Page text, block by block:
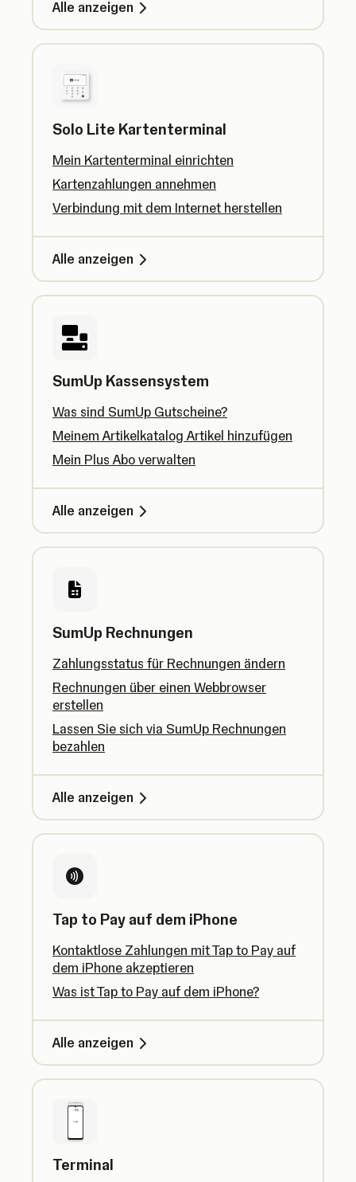
Alle anzeigen
Solo Lite Kartenterminal
Mein Kartenterminal einrichten
Kartenzahlungen annehmen
Verbindung mit dem Internet herstellen
Alle anzeigen
SumUp Kassensystem
Was sind SumUp Gutscheine?
Meinem Artikelkatalog Artikel hinzufügen
Mein Plus Abo verwalten
Alle anzeigen
SumUp Rechnungen
Zahlungsstatus für Rechnungen ändern
Rechnungen über einen Webbrowser
erstellen
Lassen Sie sich via SumUp Rechnungen
bezahlen
Alle anzeigen
Tap to Pay auf dem iPhone
Kontaktlose Zahlungen mit Tap to Pay auf
dem iPhone akzeptieren
Was ist Tap to Pay auf dem iPhone?
Alle anzeigen
Terminal